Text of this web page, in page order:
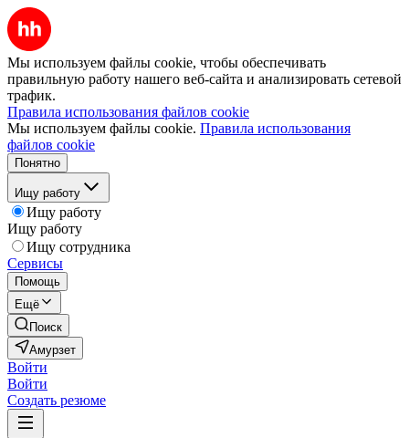
Мы используем файлы cookie, чтобы обеспечивать
правильную работу нашего веб-сайта и анализировать сетевой
трафик.
Правила использования файлов cookie
Мы используем файлы cookie. Правила использования
файлов cookie
Понятно
Ищу работу
Ищу работу
Ищу работу
Ищу сотрудника
Сервисы
Помощь
Ещё
Поиск
Амурзет
Войти
Войти
Создать резюме